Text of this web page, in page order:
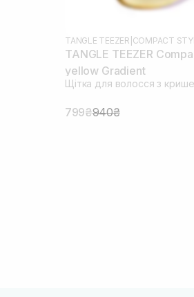
TANGLE TEEZER COMPACT
TANGLE TEEZER
yellow Gradient
Щітка для волосся з
799₴940₴